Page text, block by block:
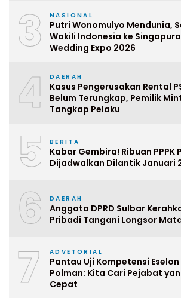
3 NASIONAL
Putri Wonomulyo Mendunia,
Wakili Indonesia ke Singapura
Wedding Expo 2026
4 DAERAH
Kasus Pengerusakan Rental
Belum Terungkap, Pemilik
Tangkap Pelaku
5 BERITA
Kabar Gembira! Ribuan PPPK
Dijadwalkan Dilantik Januari
6 DAERAH
Anggota DPRD Sulbar
Pribadi Tangani Longsor
7 ADVETORIAL
Pantau Uji Kompetensi
Polman: Kita Cari Pejabat
Cepat